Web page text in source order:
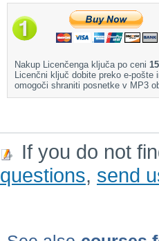
Nakup Licenčenga ključa po ceni
Licenčni ključ dobite preko e-pošte
omogoči shraniti posnetke v MP3
If you do not
questions, send